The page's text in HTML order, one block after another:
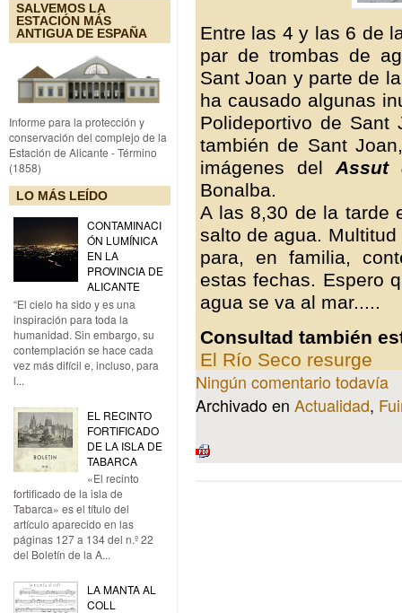
SALVEMOS LA
ESTACIÓN MÁS
ANTIGUA DE ESPAÑA
Informe para la protección y
conservación del complejo de la
Estación de Alicante - Término
(1858)
LO MÁS LEÍDO
CONTAMINACI
ÓN LUMÍNICA
EN LA
PROVINCIA DE
ALICANTE
“El cielo ha sido y es una
inspiración para toda la
humanidad. Sin embargo, su
contemplación se hace cada
vez más difícil e, incluso, para
l...
EL RECINTO
FORTIFICADO
DE LA ISLA DE
TABARCA
«El recinto
fortificado de la isla de
Tabarca» es el título del
artículo aparecido en las
páginas 127 a 134 del n.º 22
del Boletín de la A...
LA MANTA AL
COLL
Entre las 4 y las 6 de
par de trombas de
Sant Joan y parte de
ha causado algunas
Polideportivo de Sant
también de Sant
imágenes delAssut
Bonalba.
A las 8,30 de la tarde
salto de agua.
para, en familia,
estas fechas. Espero
agua se va al mar.....
Consultad también
El Río Seco resurge
Ningún comentario todavía
Archivado en Actualidad,